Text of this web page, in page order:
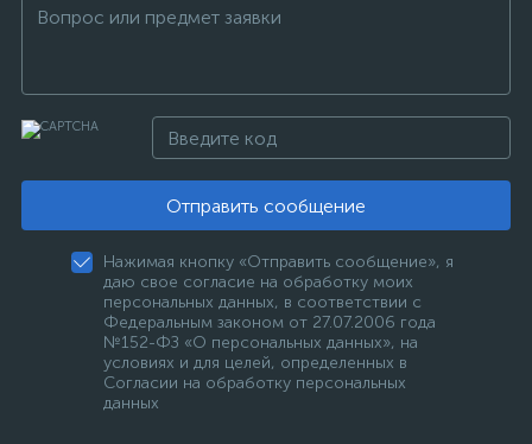
Отправить сообщение
Нажимая кнопку «Отправить сообщение», я
даю свое согласие на обработку моих
персональных данных, в соответствии с
Федеральным законом от 27.07.2006 года
№152-ФЗ «О персональных данных», на
условиях и для целей, определенных в
Согласии на обработку персональных
данных